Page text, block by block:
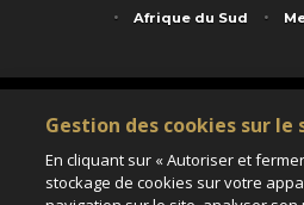
Afrique du Sud
Service animé par Nautil Voyages - 22 rue
au capital de 155 696 euros - RCS Paris B
Matricule Atout France IM075100020 - Garantie
Assurance responsabilité civile et
Gestion des cookies sur
En cliquant sur « Autoriser et
stockage de cookies sur votre